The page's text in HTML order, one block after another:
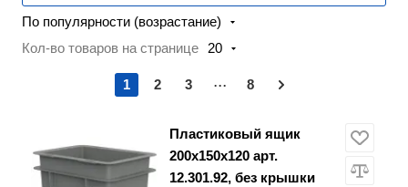
По популярности (возрастание)
Кол-во товаров на странице
20
1 2 3 ... 8
Пластиковый ящик
200х150х120 арт.
12.301.92, без крышки